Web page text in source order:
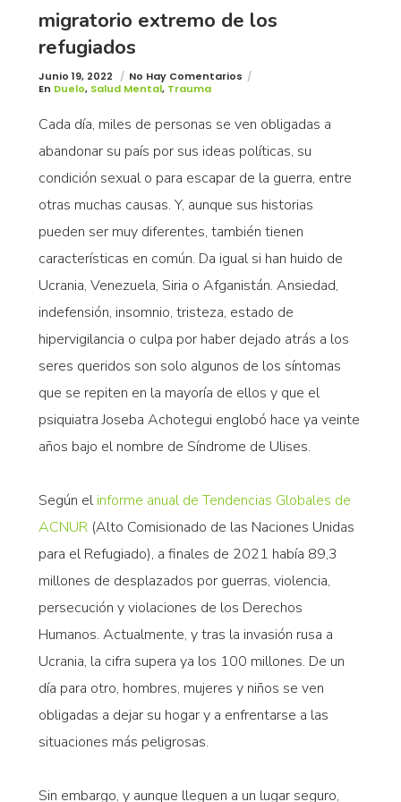
migratorio extremo de los
refugiados
Junio 19, 2022
No Hay Comentarios
En Duelo, Salud Mental, Trauma
Cada día, miles de personas se ven obligadas a
abandonar su país por sus ideas políticas, su
condición sexual o para escapar de la guerra, entre
otras muchas causas. Y, aunque sus historias
pueden ser muy diferentes, también tienen
características en común. Da igual si han huido de
Ucrania, Venezuela, Siria o Afganistán. Ansiedad,
indefensión, insomnio, tristeza, estado de
hipervigilancia o culpa por haber dejado atrás a los
seres queridos son solo algunos de los síntomas
que se repiten en la mayoría de ellos y que el
psiquiatra Joseba Achotegui englobó hace ya veinte
años bajo el nombre de Síndrome de Ulises.
Según elinforme anual de Tendencias Globales de
ACNUR(Alto Comisionado de las Naciones Unidas
para el Refugiado), a finales de 2021 había 89,3
millones de desplazados por guerras, violencia,
persecución y violaciones de los Derechos
Humanos. Actualmente, y tras la invasión rusa a
Ucrania, la cifra supera ya los 100 millones. De un
día para otro, hombres, mujeres y niños se ven
obligadas a dejar su hogar y a enfrentarse a las
situaciones más peligrosas.
Sin embargo, y aunque lleguen a un lugar seguro,